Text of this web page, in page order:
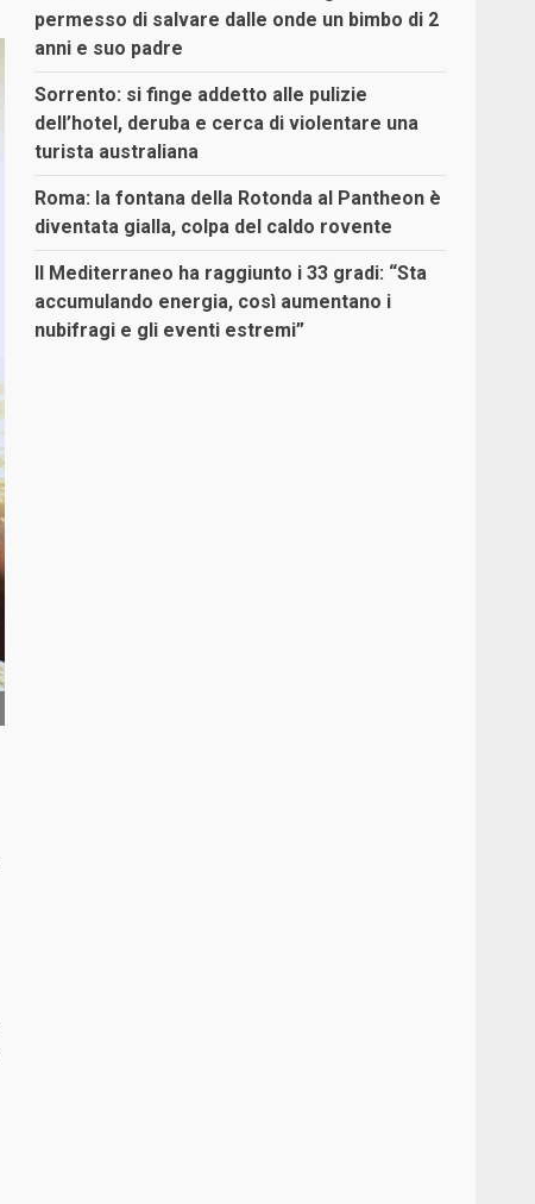
permesso di salvare dalle onde un bimbo di 2
anni e suo padre
Sorrento: si finge addetto alle pulizie
dell’hotel, deruba e cerca di violentare una
turista australiana
Roma: la fontana della Rotonda al Pantheon è
diventata gialla, colpa del caldo rovente
Il Mediterraneo ha raggiunto i 33 gradi: “Sta
accumulando energia, così aumentano i
nubifragi e gli eventi estremi”